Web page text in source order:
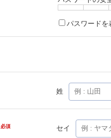
パスワードを
姓
必須 セイ